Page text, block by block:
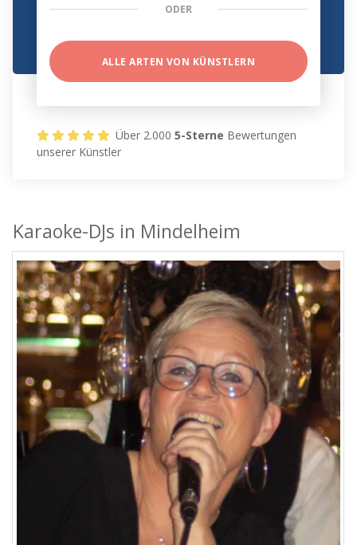
ODER
ALLE ARTEN VON KÜNSTLERN
Über 2.0005-Sterne Bewertungen
unserer Künstler
Karaoke-DJs in Mindelheim